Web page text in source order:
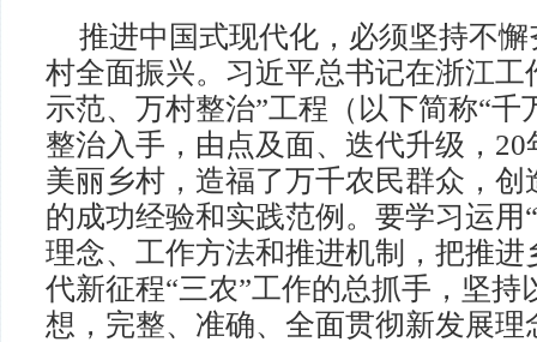
推进中国式现代化，必须坚持不
村全面振兴。习近平总书记在浙江工
示范、万村整治”工程（以下简称“千
整治入手，由点及面、迭代升级，
美丽乡村，造福了万千农民群众，
的成功经验和实践范例。要学习运用
理念、工作方法和推进机制，把推
代新征程“三农”工作的总抓手，坚持
想，完整、准确、全面贯彻新发展